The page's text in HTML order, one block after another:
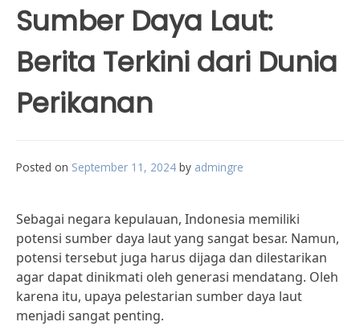
Sumber Daya Laut:
Berita Terkini dari Dunia
Perikanan
Posted on September 11, 2024 by admingre
Sebagai negara kepulauan, Indonesia memiliki
potensi sumber daya laut yang sangat besar. Namun,
potensi tersebut juga harus dijaga dan dilestarikan
agar dapat dinikmati oleh generasi mendatang. Oleh
karena itu, upaya pelestarian sumber daya laut
menjadi sangat penting.